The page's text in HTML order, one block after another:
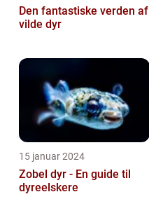
Den fantastiske verden af
vilde dyr
15 januar 2024
Zobel dyr - En guide til
dyreelskere